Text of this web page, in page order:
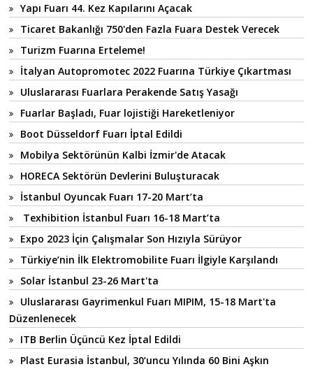
Yapı Fuarı 44. Kez Kapılarını Açacak
Ticaret Bakanlığı 750'den Fazla Fuara Destek Verecek
Turizm Fuarına Erteleme!
İtalyan Autopromotec 2022 Fuarına Türkiye Çıkartması
Uluslararası Fuarlara Perakende Satış Yasağı
Fuarlar Başladı, Fuar lojistiği Hareketleniyor
Boot Düsseldorf Fuarı İptal Edildi
Mobilya Sektörünün Kalbi İzmir'de Atacak
HORECA Sektörün Devlerini Buluşturacak
İstanbul Oyuncak Fuarı 17-20 Mart’ta
Texhibition İstanbul Fuarı 16-18 Mart’ta
Expo 2023 İçin Çalışmalar Son Hızıyla Sürüyor
Türkiye’nin İlk Elektromobilite Fuarı İlgiyle Karşılandı
Solar İstanbul 23-26 Mart'ta
Uluslararası Gayrimenkul Fuarı MIPIM, 15-18 Mart'ta
Düzenlenecek
ITB Berlin Üçüncü Kez İptal Edildi
Plast Eurasia İstanbul, 30’uncu Yılında 60 Bini Aşkın